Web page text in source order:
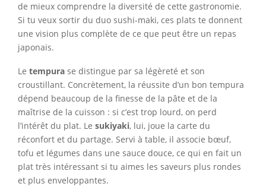
de mieux comprendre la diversité de cette gastronomie.
Si tu veux sortir du duo sushi-maki, ces plats te donnent
une vision plus complète de ce que peut être un repas
japonais.
Le tempura se distingue par sa légèreté et son
croustillant. Concrètement, la réussite d’un bon tempura
dépend beaucoup de la finesse de la pâte et de la
maîtrise de la cuisson : si c’est trop lourd, on perd
l’intérêt du plat. Le sukiyaki, lui, joue la carte du
réconfort et du partage. Servi à table, il associe bœuf,
tofu et légumes dans une sauce douce, ce qui en fait un
plat très intéressant si tu aimes les saveurs plus rondes
et plus enveloppantes.